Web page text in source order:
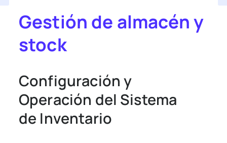
Gestión de almacén y
stock
Configuración y
Operación del Sistema
de Inventario